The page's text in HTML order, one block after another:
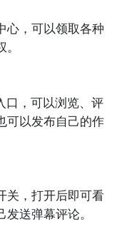
心，可以领取各种
口，可以浏览、评
可以发布自己的作
关，打开后即可看
送弹幕评论。